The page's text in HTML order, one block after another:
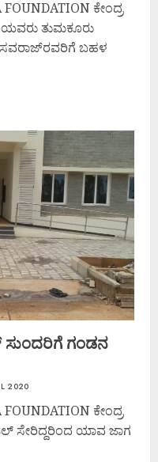
ಕೇಂದ್ರ
ತುಮಕೂರು
ಬಹಳ
ಸುಂದರಿಗೆ ಗಂಡನ
2020
ಕೇಂದ್ರ
ಸೇರಿದ್ದರಿಂದ ಯಾವ ಜಾಗ